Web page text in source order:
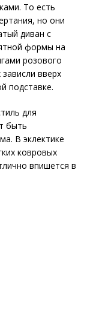
То есть
но они
диван с
формы на
розового
вверх
подставке.
для
быть
В эклектике
ковровых
впишется в